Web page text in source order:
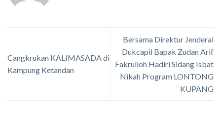
Cangkrukan KALIMASADA di
Kampung Ketandan
Bersama Direktur Jenderal
Dukcapil Bapak Zudan Arif
Fakrulloh Hadiri Sidang Isbat
Nikah Program LONTONG
KUPANG